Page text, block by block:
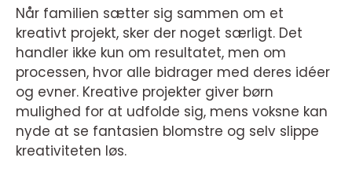
Når familien sætter sig sammen om et
kreativt projekt, sker der noget særligt. Det
handler ikke kun om resultatet, men om
processen, hvor alle bidrager med deres idéer
og evner. Kreative projekter giver børn
mulighed for at udfolde sig, mens voksne kan
nyde at se fantasien blomstre og selv slippe
kreativiteten løs.